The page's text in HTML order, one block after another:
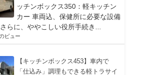
ッチンボックス350：軽キッチン
カー 車両込、保健所に必要な設備
らに、ややこしい役所手続き...
ビュー
【キッチンボックス453】車内で
「仕込み」調理もできる軽トラサイ